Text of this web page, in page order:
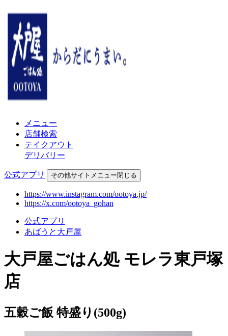
メニュー
店舗検索
テイクアウト
デリバリー
公式アプリ その他サイトメニュー閉じる
https://www.instagram.com/ootoya.jp/
https://x.com/ootoya_gohan
公式アプリ
あばうと大戸屋
大戸屋ごはん処 モレラ東戸塚
店
五穀ご飯 特盛り(500g)